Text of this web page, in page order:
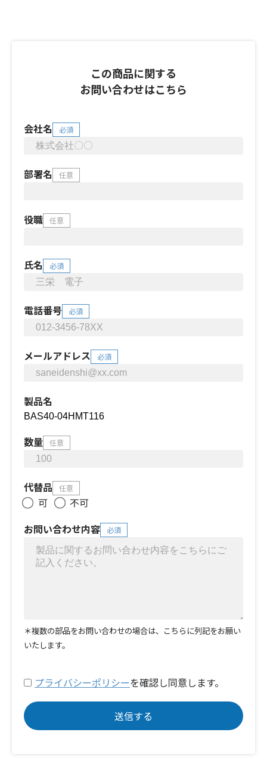
この商品に関する
お問い合わせはこちら
会社名 必須
部署名 任意
役職 任意
氏名 必須
電話番号 必須
メールアドレス 必須
製品名
数量 任意
代替品 任意
可
不可
お問い合わせ内容
必須
＊複数の部品をお問い合わせの場合は、こちらに列記をお願い
いたします。
プライバシーポリシーを確認し同意します。